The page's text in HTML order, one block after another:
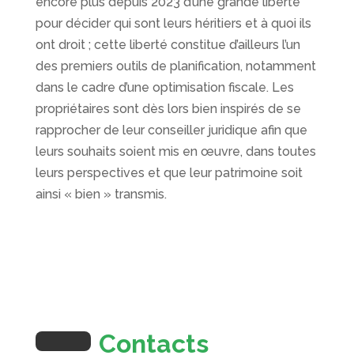
pour décider qui sont leurs héritiers et à quoi ils
ont droit ; cette liberté constitue d’ailleurs l’un
des premiers outils de planification, notamment
dans le cadre d’une optimisation fiscale. Les
propriétaires sont dès lors bien inspirés de se
rapprocher de leur conseiller juridique afin que
leurs souhaits soient mis en œuvre, dans toutes
leurs perspectives et que leur patrimoine soit
ainsi « bien » transmis.
Contacts